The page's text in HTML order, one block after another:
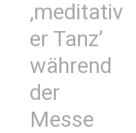
‚meditativ
er Tanz’
während
der
Messe